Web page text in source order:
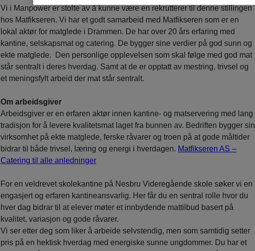
Vi i Manpower er stolte av å kunne være en rekrutterer til denne stillingen
hos Matfikseren. Vi har et godt samarbeid med Matfikseren som er en
lokal aktør for matglede i Drammen. De har over 20 års erfaring med
kantine, selskapsmat og catering. De bygger sine verdier på god sunn og
ekte matglede. Den personlige opplevelsen som skal følge med god mat
står sentralt i deres hverdag. Samt at de er opptatt av mestring, trivsel og
et meningsfylt arbeid der mat står sentralt.
Om arbeidsgiver
Arbeidsgiver er en erfaren aktør innen kantine- og matservering med lang
tradisjon for å levere kvalitetsmat laget fra bunnen av. Bedriften bygger sin
virksomhet på ekte matglede, ferske råvarer og troen på at gode måltider
bidrar til både trivsel, læring og energi i hverdagen. Matfikseren AS –
Catering til alle anledninger
For en veldrevet skolekantine på Nesbru Videregående skole søker vi en
engasjert og erfaren kantineansvarlig. Her får du en sentral rolle hvor du
hver dag bidrar til at elever møter et innbydende mattilbud basert på
kvalitet, variasjon og gode råvarer.
Vi ser etter deg som liker å arbeide selvstendig, men som samtidig setter
pris på en hektisk hverdag med energiske sunne ungdommer. Du har et